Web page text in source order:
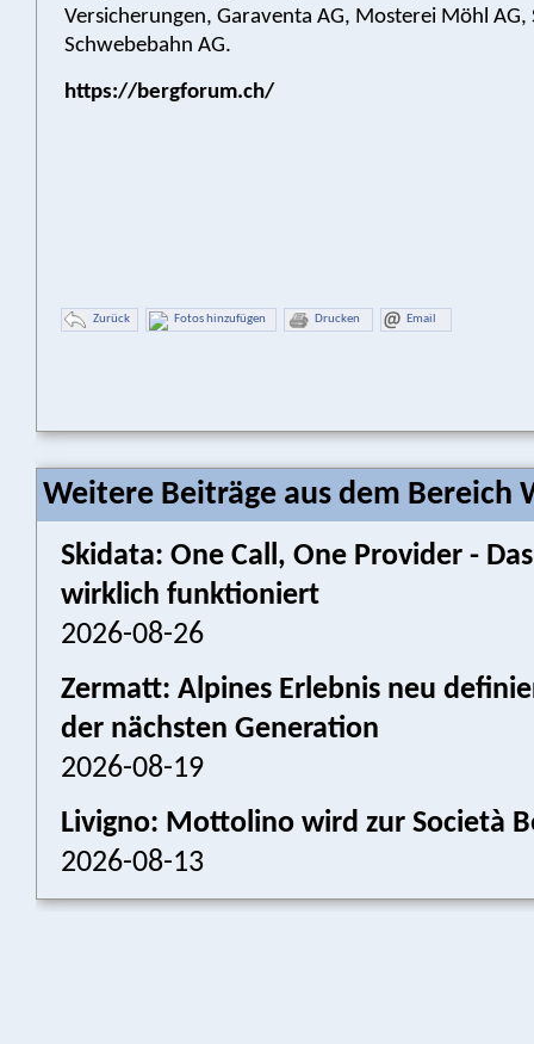
Versicherungen, Garaventa AG, Mosterei Möhl AG,
Schwebebahn AG.
https://bergforum.ch/
Zurück Fotos hinzufügen Drucken Email
Weitere Beiträge aus dem Bereich
Skidata: One Call, One Provider -
wirklich funktioniert
2026-08-26
Zermatt: Alpines Erlebnis neu
der nächsten Generation
2026-08-19
Livigno: Mottolino wird zur Società
2026-08-13